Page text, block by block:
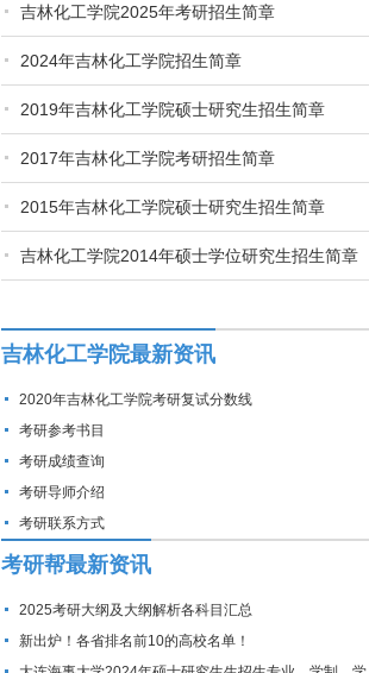
吉林化工学院2025年考研招生简章
2024年吉林化工学院招生简章
2019年吉林化工学院硕士研究生招生简章
2017年吉林化工学院考研招生简章
2015年吉林化工学院硕士研究生招生简章
吉林化工学院2014年硕士学位研究生招生简章
吉林化工学院最新资讯
2020年吉林化工学院考研复试分数线
考研参考书目
考研成绩查询
考研导师介绍
考研联系方式
考研帮最新资讯
2025考研大纲及大纲解析各科目汇总
新出炉！各省排名前10的高校名单！